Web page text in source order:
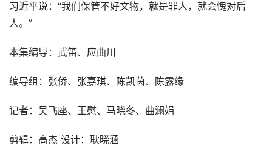
习近平说：“我们保管不好文物，就是罪人，就会愧对后
人。”
本集编导：武笛、应曲川
编导组：张侨、张嘉琪、陈凯茵、陈露缘
记者：吴飞座、王慰、马晓冬、曲澜娟
剪辑：高杰 设计：耿晓涵